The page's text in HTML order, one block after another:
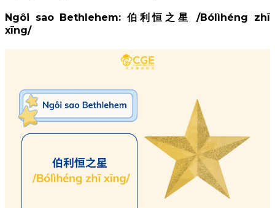
Ngôi sao Bethlehem: 伯利恒之星 /Bólìhéng zhī
xīng/